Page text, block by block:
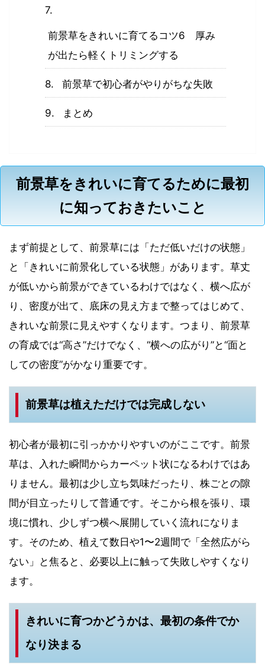
前景草をきれいに育てるコツ6 厚み
が出たら軽くトリミングする
前景草で初心者がやりがちな失敗
まとめ
前景草をきれいに育てるために最初
に知っておきたいこと
まず前提として、前景草には「ただ低いだけの状態」
と「きれいに前景化している状態」があります。草丈
が低いから前景ができているわけではなく、横へ広が
り、密度が出て、底床の見え方まで整ってはじめて、
きれいな前景に見えやすくなります。つまり、前景草
の育成では“高さ”だけでなく、“横への広がり”と“面と
しての密度”がかなり重要です。
前景草は植えただけでは完成しない
初心者が最初に引っかかりやすいのがここです。前景
草は、入れた瞬間からカーペット状になるわけではあ
りません。最初は少し立ち気味だったり、株ごとの隙
間が目立ったりして普通です。そこから根を張り、環
境に慣れ、少しずつ横へ展開していく流れになりま
す。そのため、植えて数日や1〜2週間で「全然広がら
ない」と焦ると、必要以上に触って失敗しやすくなり
ます。
きれいに育つかどうかは、最初の条件でか
なり決まる